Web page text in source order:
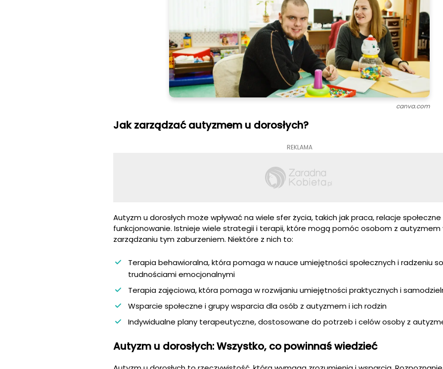
canva.com
Jak zarządzać autyzmem u dorosłych?
REKLAMA
Autyzm u dorosłych może wpływać na wiele sfer życia, takich jak praca, relacje
funkcjonowanie. Istnieje wiele strategii i terapii, które mogą pomóc osobom z autyzmem
zarządzaniu tym zaburzeniem. Niektóre z nich to:
Terapia behawioralna, która pomaga w nauce umiejętności społecznych i radzeniu
trudnościami emocjonalnymi
Terapia zajęciowa, która pomaga w rozwijaniu umiejętności praktycznych i
Wsparcie społeczne i grupy wsparcia dla osób z autyzmem i ich rodzin
Indywidualne plany terapeutyczne, dostosowane do potrzeb i celów osoby z
Autyzm u dorosłych: Wszystko, co powinnaś wiedzieć